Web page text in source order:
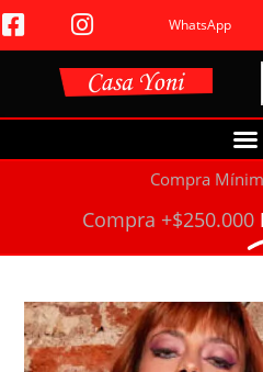
WhatsApp
Compra
Compra +$250.000